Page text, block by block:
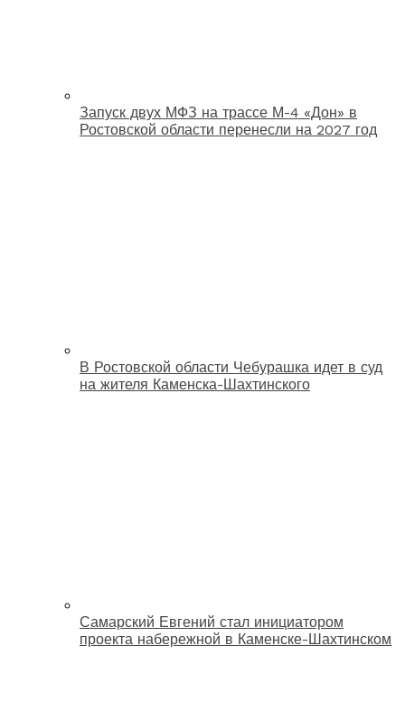
Запуск двух МФЗ на трассе М-4 «Дон» в
Ростовской области перенесли на 2027 год
В Ростовской области Чебурашка идет в суд
на жителя Каменска-Шахтинского
Самарский Евгений стал инициатором
проекта набережной в Каменске-Шахтинском